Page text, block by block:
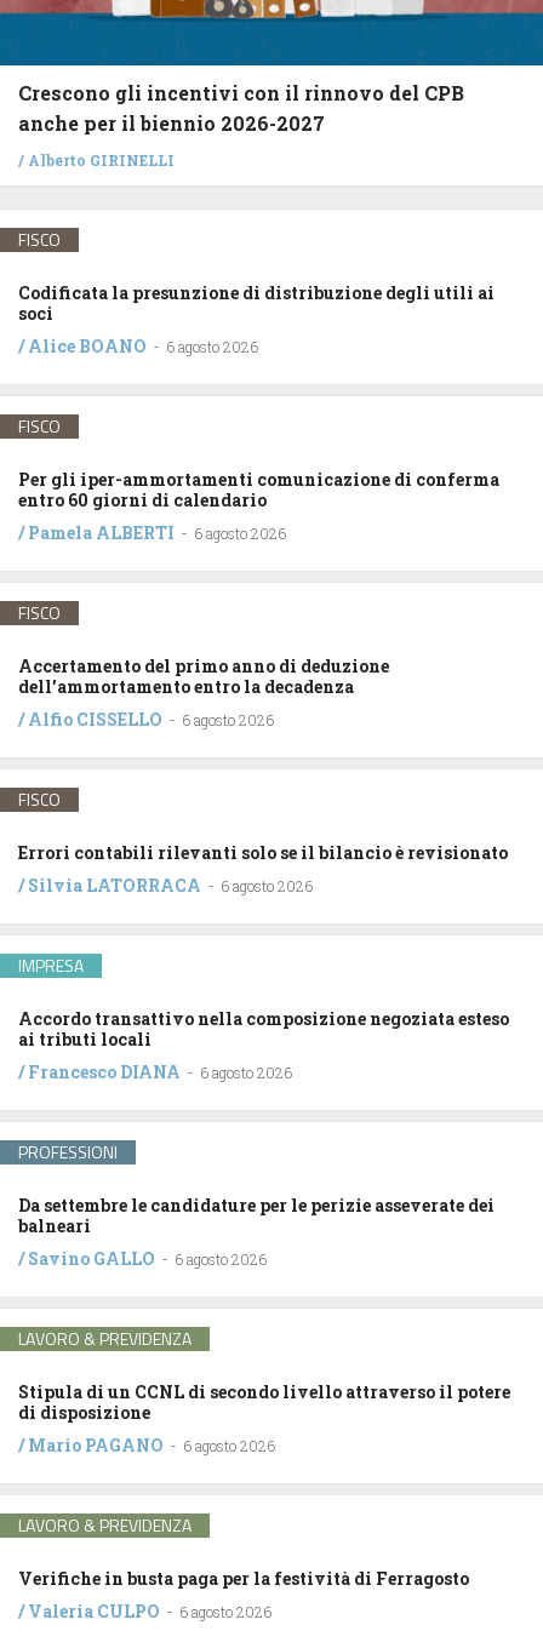
Crescono gli incentivi con il rinnovo del CPB
anche per il biennio 2026-2027
/ Alberto GIRINELLI
FISCO
Codificata la presunzione di distribuzione degli utili ai
soci
/Alice BOANO - 6 agosto 2026
FISCO
Per gli iper-ammortamenti comunicazione di conferma
entro 60 giorni di calendario
/Pamela ALBERTI - 6 agosto 2026
FISCO
Accertamento del primo anno di deduzione
dell’ammortamento entro la decadenza
/Alfio CISSELLO - 6 agosto 2026
FISCO
Errori contabili rilevanti solo se il bilancio è revisionato
/Silvia LATORRACA - 6 agosto 2026
IMPRESA
Accordo transattivo nella composizione negoziata esteso
ai tributi locali
/Francesco DIANA - 6 agosto 2026
PROFESSIONI
Da settembre le candidature per le perizie asseverate dei
balneari
/Savino GALLO - 6 agosto 2026
LAVORO & PREVIDENZA
Stipula di un CCNL di secondo livello attraverso il potere
di disposizione
/Mario PAGANO - 6 agosto 2026
LAVORO & PREVIDENZA
Verifiche in busta paga per la festività di Ferragosto
/Valeria CULPO - 6 agosto 2026